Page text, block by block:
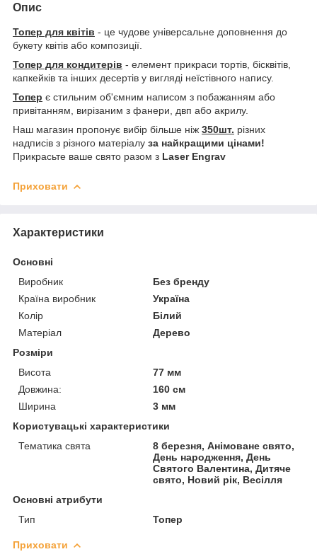
Опис
Топер для квітів - це чудове універсальне доповнення до
букету квітів або композиції.
Топер для кондитерів - елемент прикраси тортів, бісквітів,
капкейків та інших десертів у вигляді неїстівного напису.
Топер є стильним об'ємним написом з побажанням або
привітанням, вирізаним з фанери, двп або акрилу.
Наш магазин пропонує вибір більше ніж 350шт. різних
надписів з різного матеріалу за найкращими цінами!
Прикрасьте ваше свято разом з Laser Engrav
Приховати
Характеристики
Основні
Виробник
Без бренду
Країна виробник
Україна
Колір
Білий
Матеріал
Дерево
Розміри
Висота
77 мм
Довжина:
160 см
Ширина
3 мм
Користувацькі характеристики
Тематика свята
8 березня, Анімоване свято,
День народження, День
Святого Валентина, Дитяче
свято, Новий рік, Весілля
Основні атрибути
Тип
Топер
Приховати